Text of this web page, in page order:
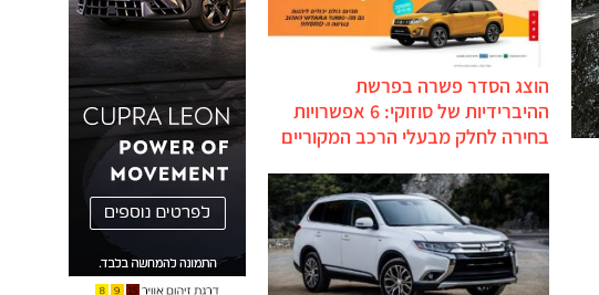
הוצג הסדר פשרה בפרשת
ההיברידיות של סוזוקי: 6 אפשרויות
בחירה לחלק מבעלי הרכב המקוריים